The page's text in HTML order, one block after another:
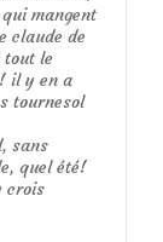
mangent
claude de
tout le
il y en a
tournesol
sans
quel été!
crois